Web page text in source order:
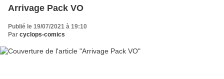
Arrivage Pack VO
Publié le 19/07/2021 à 19:10
Par cyclops-comics